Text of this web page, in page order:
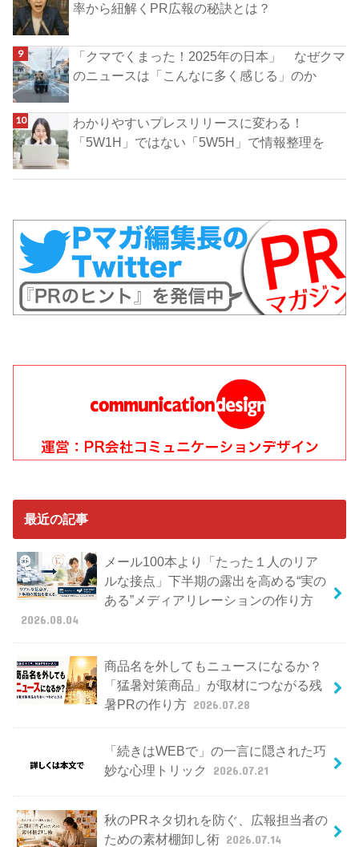
率から紐解くPR広報の秘訣とは？
「クマでくまった！2025年の日本」 なぜクマ
のニュースは「こんなに多く感じる」のか
わかりやすいプレスリリースに変わる！
「5W1H」ではない「5W5H」で情報整理を
最近の記事
メール100本より「たった１人のリア
ルな接点」下半期の露出を高める“実の
ある”メディアリレーションの作り方
2026.08.04
商品名を外してもニュースになるか？
「猛暑対策商品」が取材につながる残
暑PRの作り方 2026.07.28
「続きはWEBで」の一言に隠された巧
妙な心理トリック
2026.07.21
秋のPRネタ切れを防ぐ、広報担当者の
ための素材棚卸し術 2026.07.14